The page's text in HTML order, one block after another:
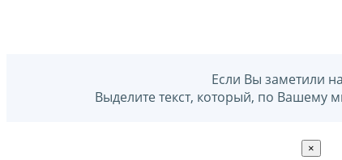
Если Вы заметили
Выделите текст, который, по
×